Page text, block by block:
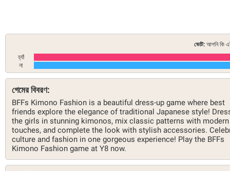
ভোট: আপনি কি
হ্যাঁ
না
গেমের বিবরণ:
BFFs Kimono Fashion is a beautiful dress-up game where best
friends explore the elegance of traditional Japanese style!
the girls in stunning kimonos, mix classic patterns with modern
touches, and complete the look with stylish accessories.
culture and fashion in one gorgeous experience! Play the BFFs
Kimono Fashion game at Y8 now.